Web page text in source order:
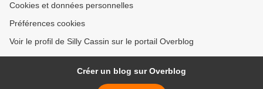
Cookies et données personnelles
Préférences cookies
Voir le profil de Silly Cassin sur le portail Overblog
Créer un blog sur Overblog